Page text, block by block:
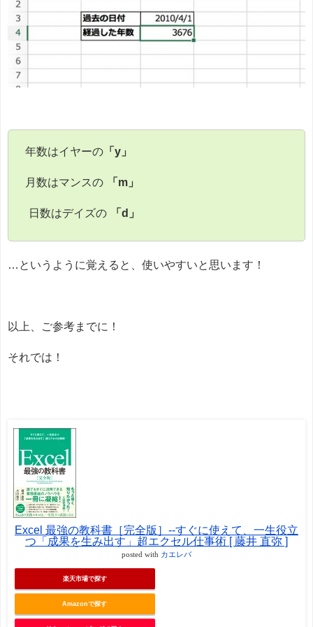
年数はイヤーの 「y」
月数はマンスの 「m」
日数はデイズの 「d」
…というように覚えると、使いやすいと思います！
以上、ご参考までに！
それでは！
Excel 最強の教科書［完全版］--すぐに使えて、一生役立
つ「成果を生み出す」超エクセル仕事術 [ 藤井 直弥 ]
posted with カエレバ
楽天市場で探す
Amazonで探す